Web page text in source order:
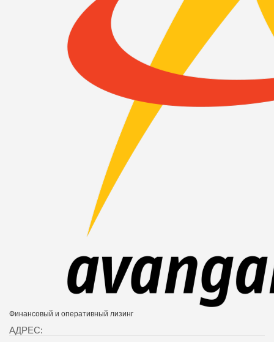
Финансовый и оперативный лизинг
АДРЕС: